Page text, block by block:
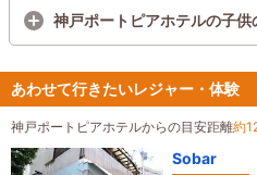
神戸ポートピアホテルの子供
あわせて行きたいレジャー・体験
神戸ポートピアホテルからの目安距離約
Sobar